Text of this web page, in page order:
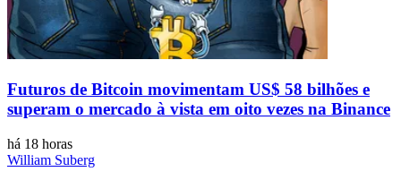
Futuros de Bitcoin movimentam US$ 58 bilhões e
superam o mercado à vista em oito vezes na Binance
há 18 horas
William Suberg